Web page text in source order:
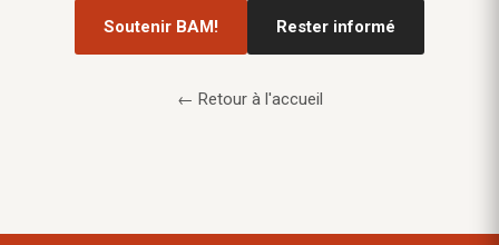
Soutenir BAM! Rester informé
← Retour à l'accueil